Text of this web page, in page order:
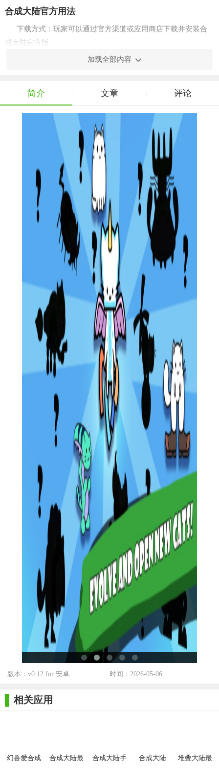
合成大陆官方用法
下载方式：玩家可以通过官方渠道或应用商店下载并安装合
成大陆官方版。
等方式，收集各种猫咪角色。
2. 合成进化：将收集到的猫咪角色进行合成，提升它们的等
级和属性，解锁更高级别的猫咪角色。
3. 培养成长：通过喂养、训练等方式，提升猫咪角色的能力
和技能，使它们变得更加强大。
4. 挑战任务：完成游戏中的各种任务和挑战，解锁更多的场
景和道具，提升游戏体验。
5. 与其他玩家互动：可以与其他玩家进行互动，分享自己的
合成成果和经验，增加游戏的社交性。
合成大陆官方优势
1. 丰富的猫咪角色：游戏中拥有超过一百种可爱的猫咪角
色，每个角色都拥有独特的外观和技能，为玩家提供丰富的选择
和挑战。
2. 创新的合成玩法：玩家可以通过将不同的猫咪角色进行合
成，创造出全新的物种，体验前所未有的合成乐趣。
3. 精美的画面设计：游戏采用卡通风格的画面设计，色彩鲜
明且充满趣味性，为玩家带来极佳的视觉体验。
4. 轻松休闲的游戏氛围：合成大陆官方版以轻松休闲为主
题，让玩家在忙碌的生活中找到片刻的宁静和放松。
合成大陆官方推荐
如果你喜欢合成大陆官方版这款休闲益智游戏，那么不妨尝
试一下其他同类型的游戏，如《合成大西瓜》、《召唤与合成2》
等。这些游戏同样以合成玩法为核心，拥有独特的游戏设定和丰
富的游戏内容，相信会给你带来全新的游戏体验。
加载全部内容
简介 文章 评论
版本：v0.12 for 安卓 时间：2026-05-06
相关应用
幻兽爱合成
合成大陆最
合成大陆手
合成大陆
堆叠大陆最